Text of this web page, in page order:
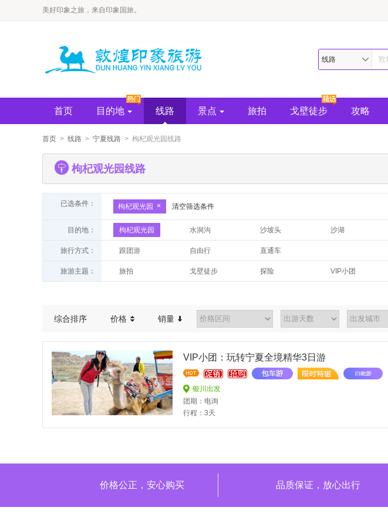
​美好印象之旅，来自印象国旅。
线路
首页 目的地 线路 景点 旅拍 戈壁徒步 攻略
首页 > 线路 > 宁夏线路 > 枸杞观光园线路
枸杞观光园线路
已选条件： 枸杞观光园 清空筛选条件
目的地： 枸杞观光园 水洞沟 沙坡头 沙湖
旅行方式： 跟团游 自由行 直通车
旅游主题： 旅拍 戈壁徒步 探险 VIP小团
综合排序 价格 销量
VIP小团：玩转宁夏全境精华3日游
银川出发
团期：电询
行程：3天
价格公正，安心购买 品质保证，放心出行